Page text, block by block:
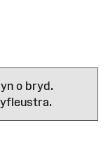
o bryd.